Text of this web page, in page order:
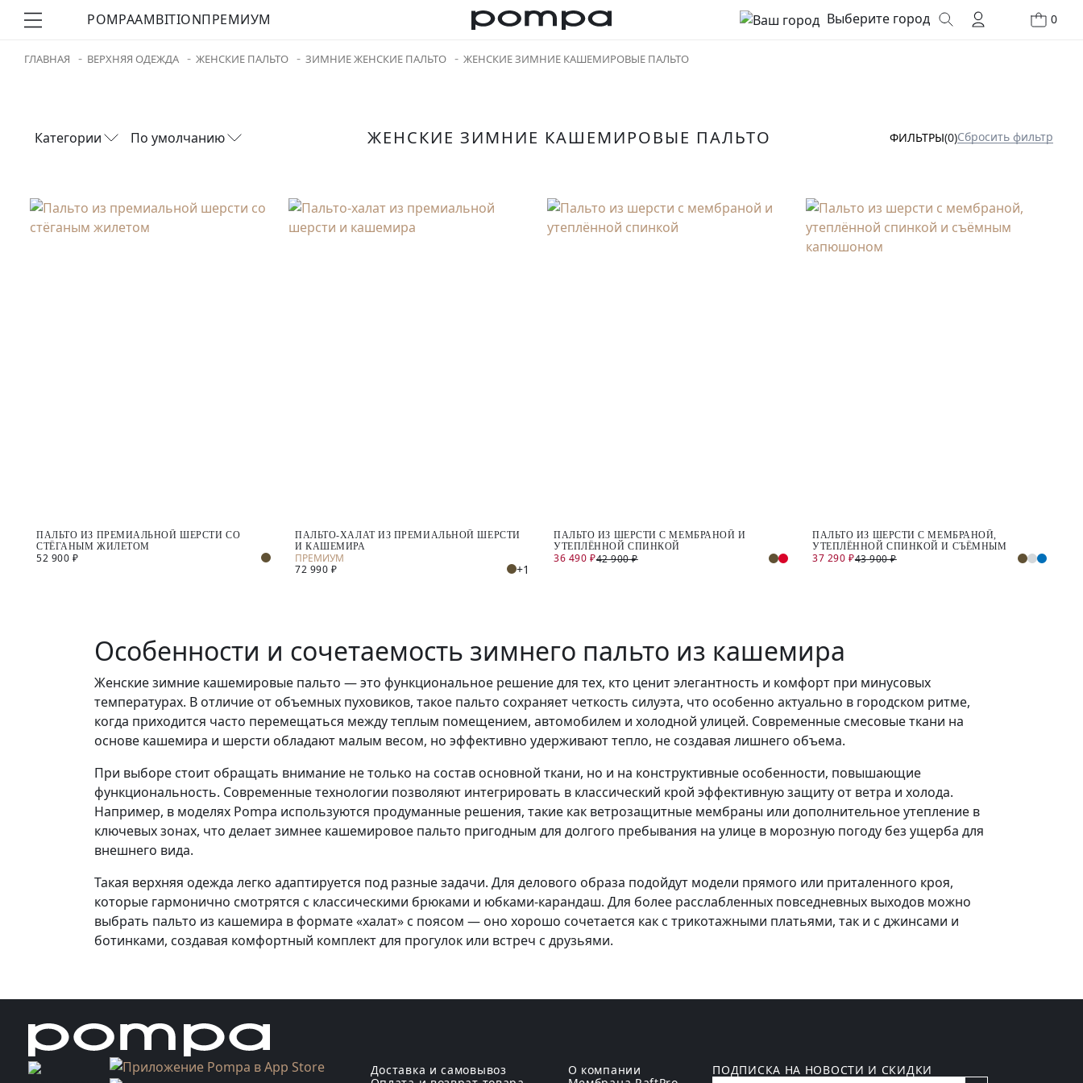
POMPAAMBITIONПРЕМИУМ Выберите город 0
ГЛАВНАЯ ВЕРХНЯЯ ОДЕЖДА ЖЕНСКИЕ ПАЛЬТО ЗИМНИЕ ЖЕНСКИЕ ПАЛЬТО ЖЕНСКИЕ ЗИМНИЕ КАШЕМИРОВЫЕ ПАЛЬТО
Категории По умолчанию ЖЕНСКИЕ ЗИМНИЕ КАШЕМИРОВЫЕ ПАЛЬТО ФИЛЬТРЫ(0)Сбросить фильтр
ПАЛЬТО ИЗ ПРЕМИАЛЬНОЙ ШЕРСТИ СО
СТЁГАНЫМ ЖИЛЕТОМ
52 900 ₽
ПАЛЬТО-ХАЛАТ ИЗ ПРЕМИАЛЬНОЙ ШЕРСТИ
И КАШЕМИРА
72 990 ₽ +1
ПАЛЬТО ИЗ ШЕРСТИ С МЕМБРАНОЙ И
УТЕПЛЁННОЙ СПИНКОЙ
36 490 ₽42 900 ₽
ПАЛЬТО ИЗ ШЕРСТИ С МЕМБРАНОЙ,
УТЕПЛЁННОЙ СПИНКОЙ И СЪЁМНЫМ
КАПЮШОНОМ
37 290 ₽43 900 ₽
Особенности и сочетаемость зимнего пальто из кашемира
Женские зимние кашемировые пальто — это функциональное решение для тех, кто ценит элегантность и комфорт при минусовых
температурах. В отличие от объемных пуховиков, такое пальто сохраняет четкость силуэта, что особенно актуально в городском ритме,
когда приходится часто перемещаться между теплым помещением, автомобилем и холодной улицей. Современные смесовые ткани на
основе кашемира и шерсти обладают малым весом, но эффективно удерживают тепло, не создавая лишнего объема.
При выборе стоит обращать внимание не только на состав основной ткани, но и на конструктивные особенности, повышающие
функциональность. Современные технологии позволяют интегрировать в классический крой эффективную защиту от ветра и холода.
Например, в моделях Pompa используются продуманные решения, такие как ветрозащитные мембраны или дополнительное утепление в
ключевых зонах, что делает зимнее кашемировое пальто пригодным для долгого пребывания на улице в морозную погоду без ущерба для
внешнего вида.
Такая верхняя одежда легко адаптируется под разные задачи. Для делового образа подойдут модели прямого или приталенного кроя,
которые гармонично смотрятся с классическими брюками и юбками-карандаш. Для более расслабленных повседневных выходов можно
выбрать пальто из кашемира в формате «халат» с поясом — оно хорошо сочетается как с трикотажными платьями, так и с джинсами и
ботинками, создавая комфортный комплект для прогулок или встреч с друзьями.
Доставка и самовывоз
О компании
ПОДПИСКА НА НОВОСТИ И СКИДКИ